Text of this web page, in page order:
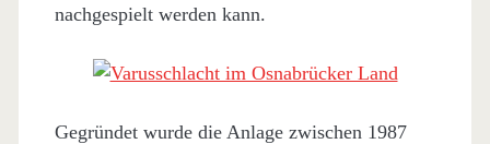
nachgespielt werden kann.
Gegründet wurde die Anlage zwischen 1987